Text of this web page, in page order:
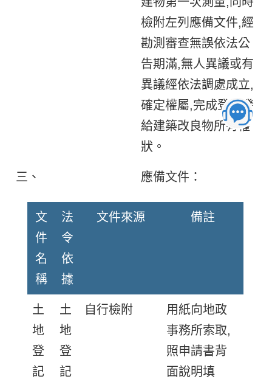
檢附左列應備文件,經
勘測審查無誤依法公
告期滿,無人異議或有
異議經依法調處成立,
確定權屬,完成登記發
給建築改良物所有權
狀。
三、 應備文件：
文
件
名
稱
法
令
依
據
文件來源 備註
土
地
登
記
土
地
登
記
自行檢附
用紙向地政
事務所索取,
照申請書背
面說明填